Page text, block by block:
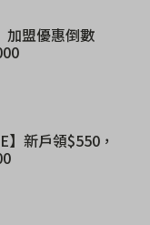
加盟優惠倒數
】新戶領$550，